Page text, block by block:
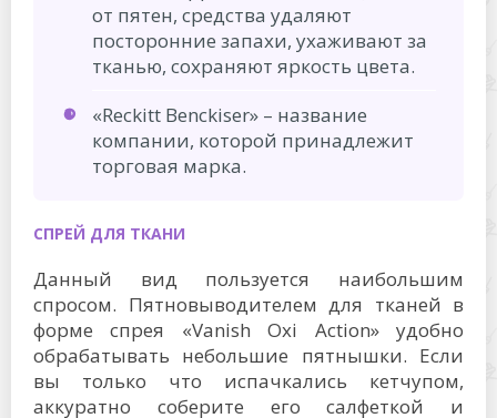
от пятен, средства удаляют
посторонние запахи, ухаживают за
тканью, сохраняют яркость цвета.
«Reckitt Benckiser» – название
компании, которой принадлежит
торговая марка.
СПРЕЙ ДЛЯ ТКАНИ
Данный вид пользуется наибольшим
спросом. Пятновыводителем для тканей в
форме спрея «Vanish Oxi Action» удобно
обрабатывать небольшие пятнышки. Если
вы только что испачкались кетчупом,
аккуратно соберите его салфеткой и